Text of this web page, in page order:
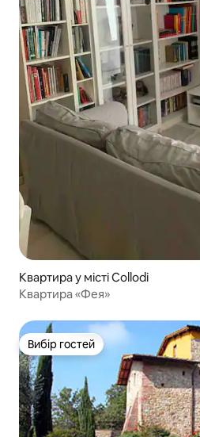
Квартира у місті Collodi
Квартира «Фея»
Вибір гостей
Вибір гостей